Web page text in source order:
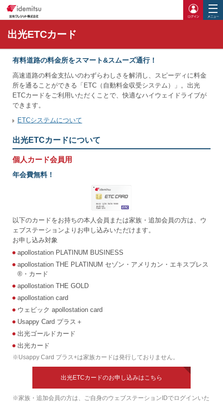
ログイ
出光ETCカード
有料道路の料金所をスマート&スムーズ通行！
高速道路の料金支払いのわずらわしさを解消し、スピーディに料金
所を通ることができる「ETC（自動料金収受システム）」。出光
ETCカードをご利用いただくことで、快適なハイウェイドライブが
できます。
ETCシステムについて
出光ETCカードについて
個人カード会員用
年会費無料！
以下のカードをお持ちの本人会員または家族・追加会員の方は、ウ
ェブステーションよりお申し込みいただけます。
お申し込み対象
apollostation PLATINUM BUSINESS
apollostation THE PLATINUM セゾン・アメリカン・エキスプレス
®・カード
apollostation THE GOLD
apollostation card
ウェビック apollostation card
Usappy Card プラス＋
出光ゴールドカード
出光カード
※Usappy Card プラス+は家族カードは発行しておりません。
出光ETCカードのお申し込みはこちら
※家族・追加会員の方は、ご自身のウェブステーションIDでログインいた